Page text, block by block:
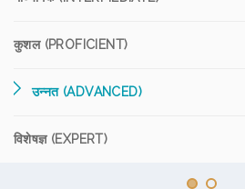
कुशल (PROFICIENT)
उन्नत (ADVANCED)
विशेषज्ञ (EXPERT)